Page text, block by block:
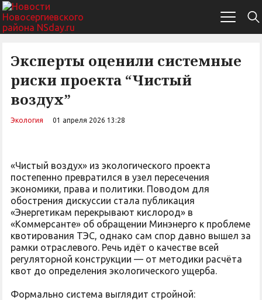
Эксперты оценили системные
риски проекта “Чистый
воздух”
Экология 01 апреля 2026 13:28
«Чистый воздух» из экологического проекта
постепенно превратился в узел пересечения
экономики, права и политики. Поводом для
обострения дискуссии стала публикация
«Энергетикам перекрывают кислород» в
«Коммерсанте» об обращении Минэнерго к проблеме
квотирования ТЭС, однако сам спор давно вышел за
рамки отраслевого. Речь идёт о качестве всей
регуляторной конструкции — от методики расчёта
квот до определения экологического ущерба.
Формально система выглядит стройной: